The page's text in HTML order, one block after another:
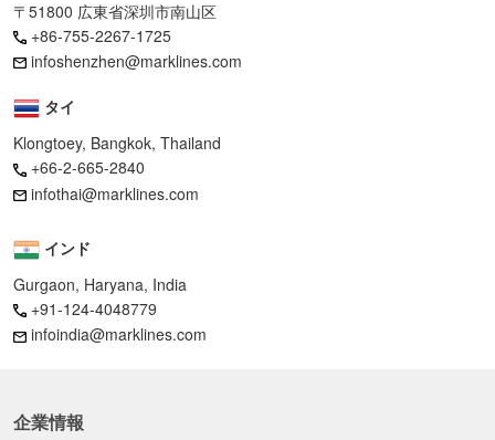
〒51800 広東省深圳市南山区
+86-755-2267-1725
infoshenzhen@marklines.com
タイ
Klongtoey, Bangkok, Thailand
+66-2-665-2840
infothai@marklines.com
インド
Gurgaon, Haryana, India
+91-124-4048779
infoindia@marklines.com
企業情報